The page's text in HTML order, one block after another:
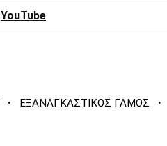
YouTube
· ΕΞΑΝΑΓΚΑΣΤΙΚΟΣ ΓΑΜΟΣ ·